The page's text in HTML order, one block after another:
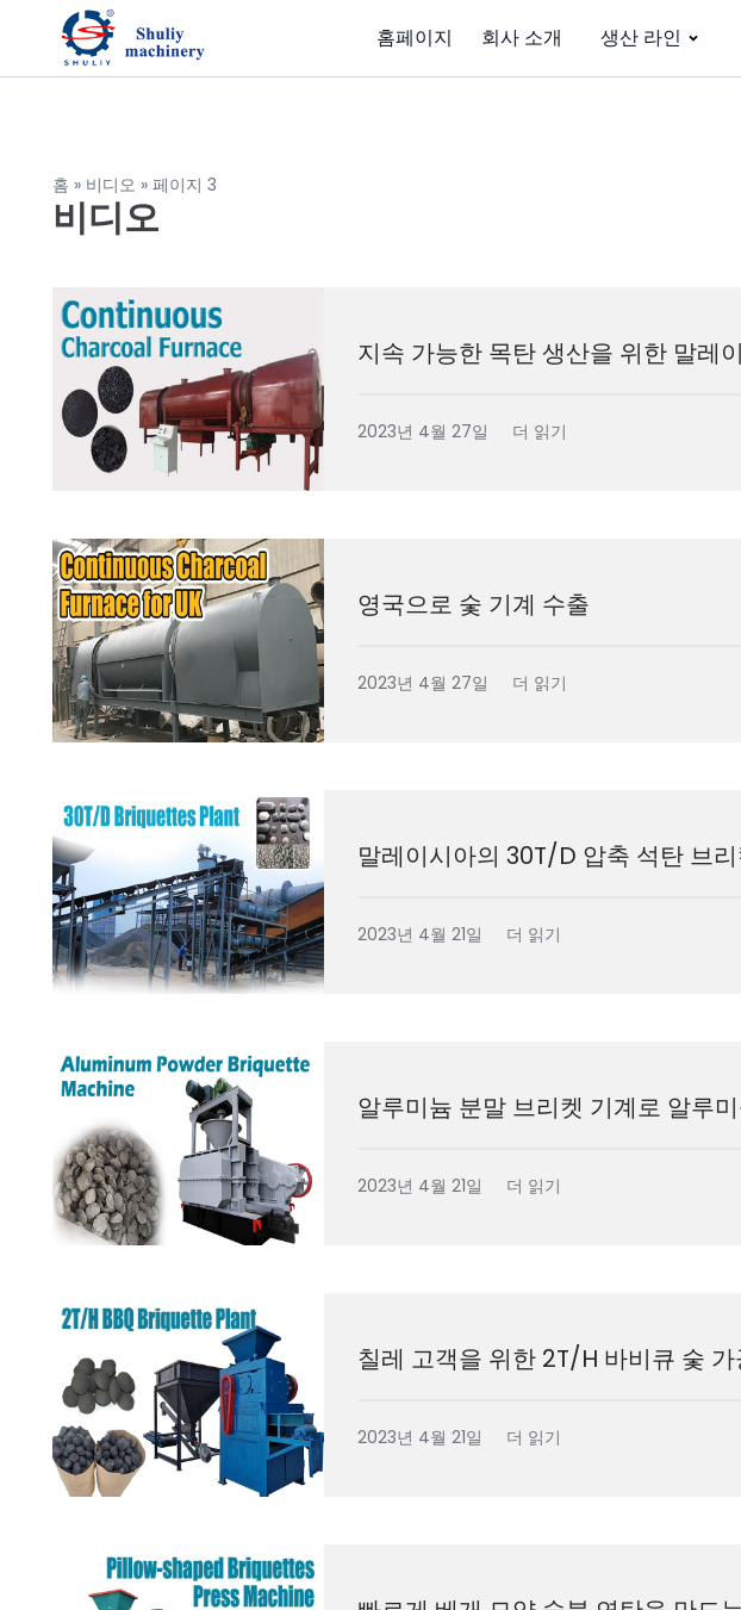
홈페이지 회사 소개 생산 라인
홈 » 비디오 » 페이지 3
비디오
지속 가능한 목탄 생산을 위한 말레
2023년 4월 27일 더 읽기
영국으로 숯 기계 수출
2023년 4월 27일 더 읽기
말레이시아의 30T/D 압축 석탄 브
2023년 4월 21일 더 읽기
알루미늄 분말 브리켓 기계로 알루
2023년 4월 21일 더 읽기
칠레 고객을 위한 2T/H 바비큐 숯 가
2023년 4월 21일 더 읽기